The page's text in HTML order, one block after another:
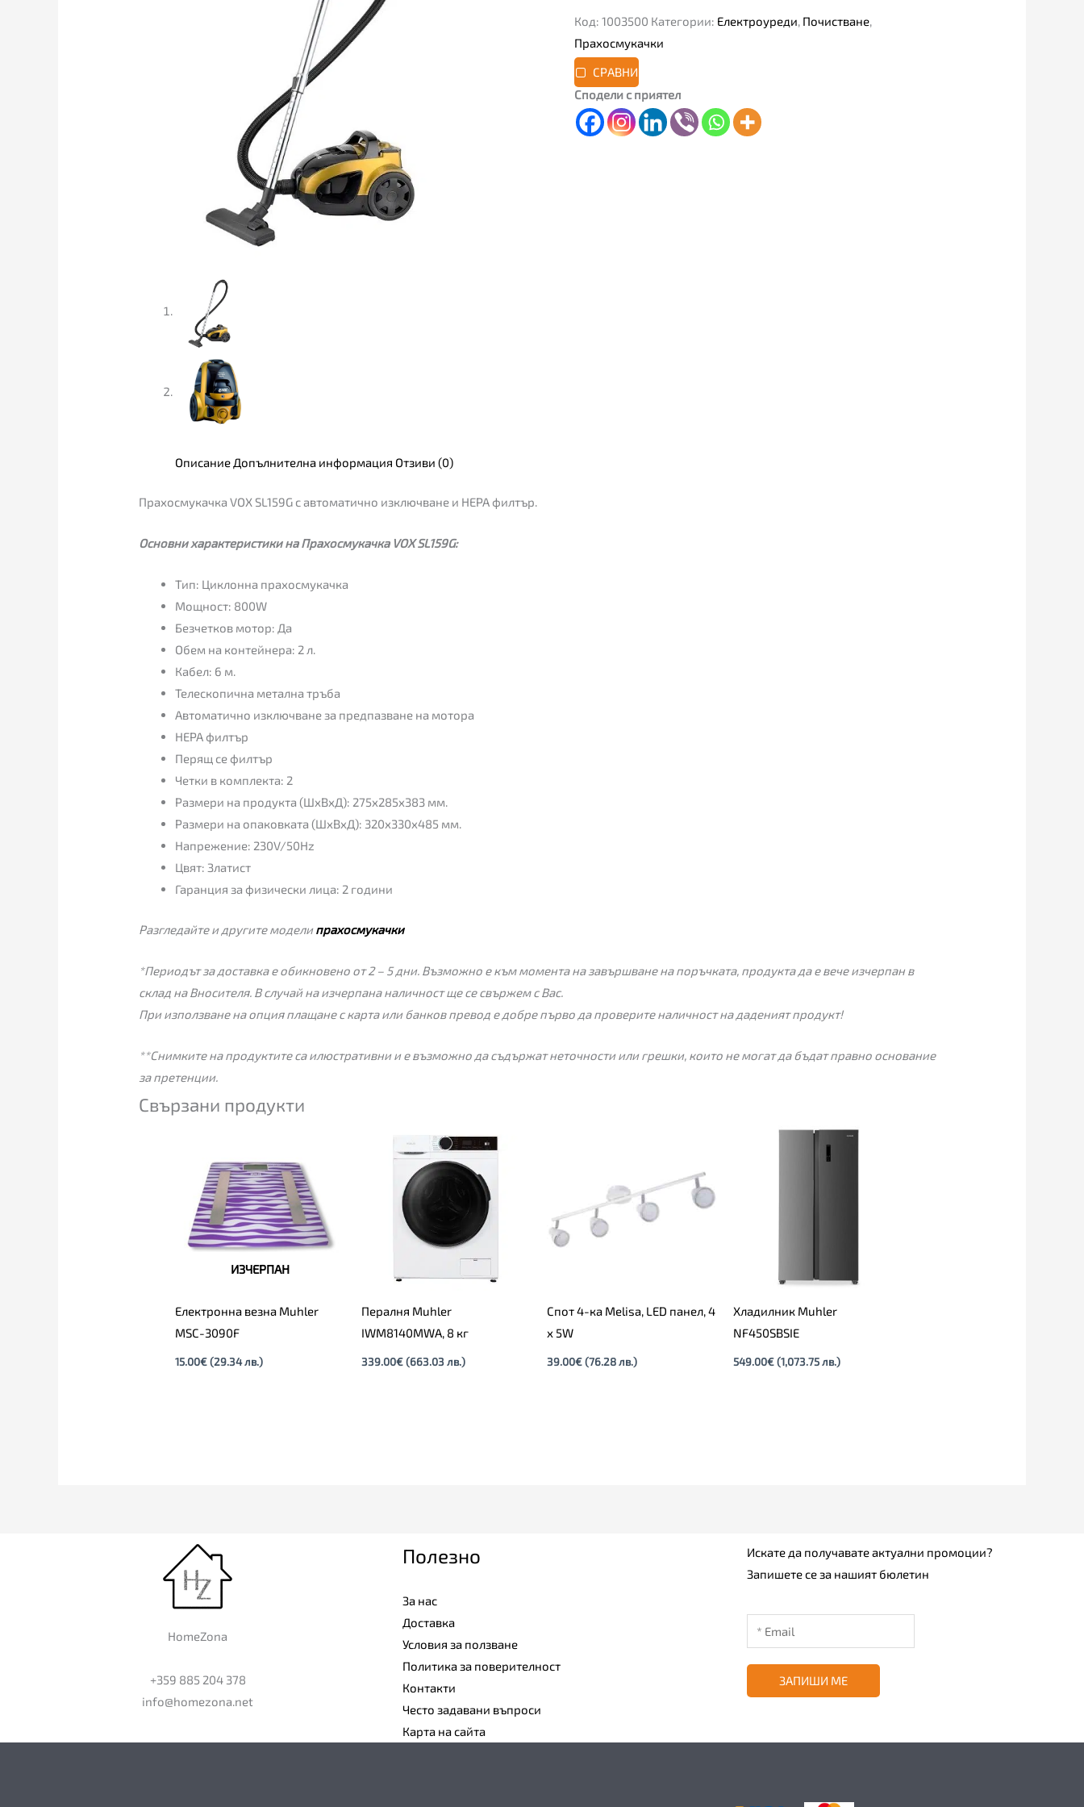
Код: 1003500 Категории: Електроуреди Почистване
Прахосмукачки
СРАВНИ
Сподели с приятел
Описание Допълнителна информация Отзиви (0)
Прахосмукачка VOX SL159G с автоматично изключване и HEPA филтър.
Основни характеристики на Прахосмукачка VOX SL159G:
Тип: Циклонна прахосмукачка
Мощност: 800W
Безчетков мотор: Да
Обем на контейнера: 2 л.
Кабел: 6 м.
Телескопична метална тръба
Автоматично изключване за предпазване на мотора
HEPA филтър
Перящ се филтър
Четки в комплекта: 2
Размери на продукта (ШхВхД): 275x285x383 мм.
Размери на опаковката (ШxВxД): 320x330x485 мм.
Напрежение: 230V/50Hz
Цвят: Златист
Гаранция за физически лица: 2 години
Разгледайте и другите моделипрахосмукачки
*Периодът за доставка е обикновено от 2 – 5 дни. Възможно е към момента на завършване на поръчката, продукта да е вече изчерпан в
склад на Вносителя. В случай на изчерпана наличност ще се свържем с Вас.
При използване на опция плащане с карта или банков превод е добре първо да проверите наличност на даденият продукт!
**Снимките на продуктите са илюстративни и е възможно да съдържат неточности или грешки, които не могат да бъдат правно основание
за претенции.
Свързани продукти
ИЗЧЕРПАН
Електронна везна Muhler
MSC-3090F
15.00€(29.34 лв.)
Пералня Muhler
IWM8140MWA, 8 кг
339.00€ (663.03 лв.)
Спот 4-ка Melisa, LED панел, 4
х 5W
39.00€(76.28 лв.)
Хладилник Muhler
NF450SBSIE
549.00€ (1,073.75 лв.)
HomeZona
+359 885 204 378
info@homezona.net
Полезно
За нас
Доставка
Условия за ползване
Политика за поверителност
Контакти
Често задавани въпроси
Карта на сайта
Искате да получавате актуални промоции?
Запишете се за нашият бюлетин
ЗАПИШИ МЕ